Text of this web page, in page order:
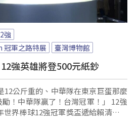
強
軍之路特展
臺灣博物館
強英雄將登500元紙鈔
12公斤重的、中華隊在東京巨蛋那麼
中華隊贏了！台灣冠軍！」 12強
界棒球12強冠軍獎盃遞給賴清德總
與大家分享；而為了讓民眾能共同